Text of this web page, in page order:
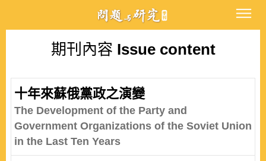
期刊內容 Issue content
十年來蘇俄黨政之演變
The Development of the Party and
Government Organizations of the Soviet Union
in the Last Ten Years